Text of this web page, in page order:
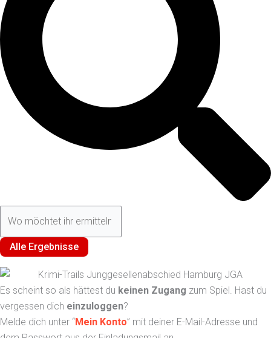
Alle Ergebnisse
Es scheint so als hättest du keinen Zugang zum Spiel. Hast du
vergessen dich einzuloggen?
Melde dich unter “Mein Konto” mit deiner E-Mail-Adresse und